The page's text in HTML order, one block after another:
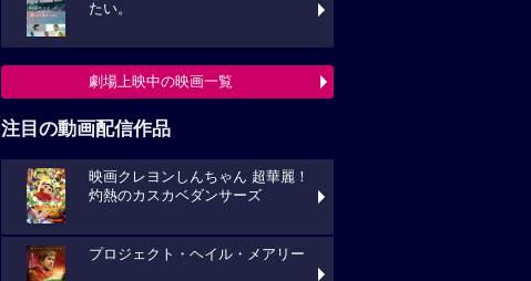
たい。
劇場上映中の映画一覧
注目の動画配信作品
映画クレヨンしんちゃん 超華麗！
灼熱のカスカベダンサーズ
プロジェクト・ヘイル・メアリー